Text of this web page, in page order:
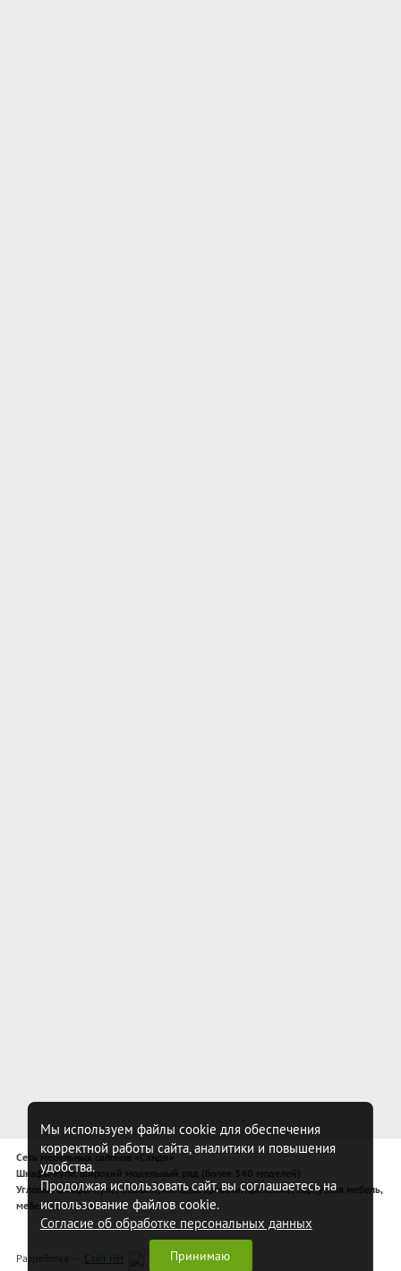
Сеть мебельных салонов «Санди»
Шкафы-купе, широкий модельный ряд (более 340 моделей)
Угловые шкафы-купе, спальни, комоды, кровати, прихожие, корпусная мебель,
мебель для спальни
Разработка — Сайт НН
Мы используем файлы cookie для обеспечения
корректной работы сайта, аналитики и повышения
удобства.
Продолжая использовать сайт, вы соглашаетесь на
использование файлов cookie.
Согласие об обработке персональных данных
Принимаю